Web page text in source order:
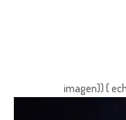
imagen)) {